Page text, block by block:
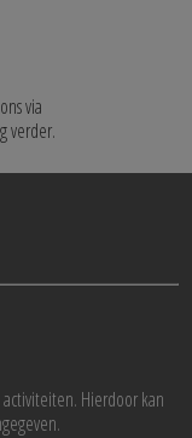
via
verder.
Hierdoor kan